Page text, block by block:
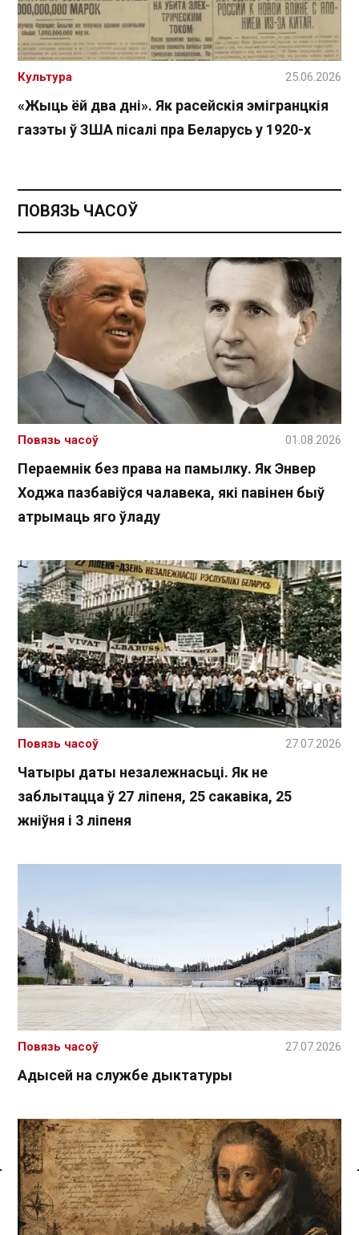
Спасылка без VPN
«Жыць ёй два дні». Як расейскія эмігранцкія
газэты ў ЗША пісалі пра Беларусь у 1920-х
Культура 25.06.2026
ПОВЯЗЬ ЧАСОЎ
Пераемнік без права на памылку. Як Энвер
Ходжа пазбавіўся чалавека, які павінен быў
атрымаць яго ўладу
Повязь часоў 01.08.2026
Чатыры даты незалежнасьці. Як не
заблытацца ў 27 ліпеня, 25 сакавіка, 25
жніўня і 3 ліпеня
Повязь часоў 27.07.2026
Адысей на службе дыктатуры
Повязь часоў 27.07.2026